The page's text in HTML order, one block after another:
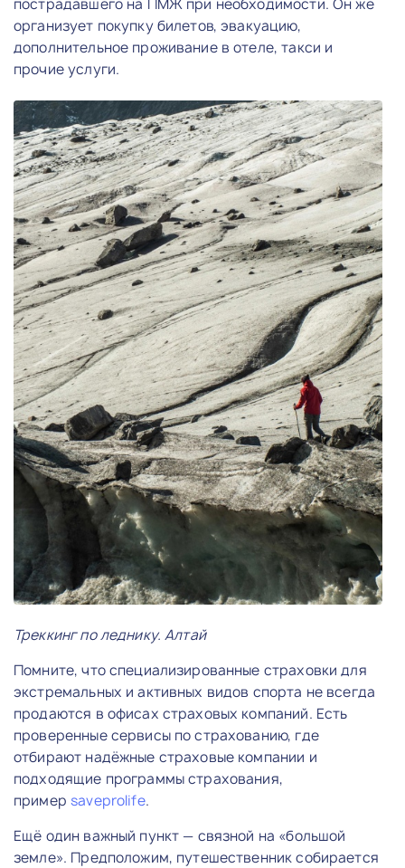
пострадавшего на ПМЖ при необходимости. Он же
организует покупку билетов, эвакуацию,
дополнительное проживание в отеле, такси и
прочие услуги.
Треккинг по леднику. Алтай
Помните, что специализированные страховки для
экстремальных и активных видов спорта не всегда
продаются в офисах страховых компаний. Есть
проверенные сервисы по страхованию, где
отбирают надёжные страховые компании и
подходящие программы страхования,
примерsaveprolife.
Ещё один важный пункт — связной на «большой
земле». Предположим, путешественник собирается